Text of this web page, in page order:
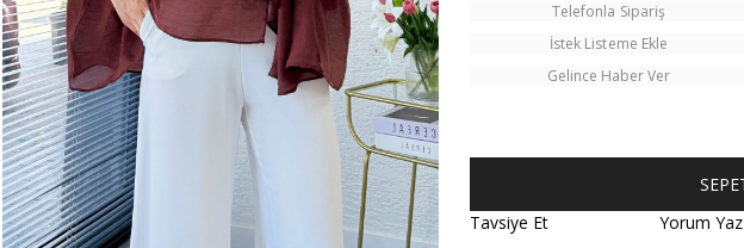
Telefonla Sipariş
İstek Listeme Ekle
Gelince Haber Ver
Tavsiye Et Yorum Yaz